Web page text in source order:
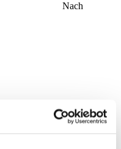
Nach